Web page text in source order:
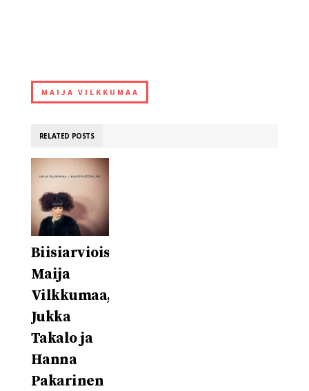
MAIJA VILKKUMAA
RELATED POSTS
Biisiarvioissa
Maija
Vilkkumaa,
Jukka
Takalo ja
Hanna
Pakarinen